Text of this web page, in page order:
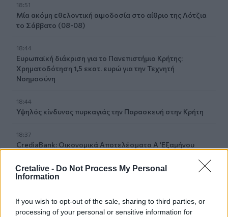
Cretalive - Do Not Process My Personal
Information
If you wish to opt-out of the sale, sharing to third parties, or
processing of your personal or sensitive information for
18:51
Μία ακόμη εθελοντική αιμοδοσία στο αίθριο της Λότζια
το Σάββατο (08-08)
18:44
Ευρωπαϊκή διάκριση για το Πανεπιστήμιο Κρήτης:
Χρηματοδότηση 1,5 εκατ. ευρώ για την Τεχνητή
Νοημοσύνη
18:44
Υψηλός κίνδυνος πυρκαγιάς την Παρασκευή στην Κρήτη
18:37
CrediaBank: Οικονομικά Αποτελέσματα A ’Εξαμήνου
επιδόσεων
Αγωνία για την 20χρονη Ραφαέλα: Από το ΠΑΓΝΗ στην
Αθήνα η φοιτήτρια που τραυματίστηκε σε τροχαίο στο